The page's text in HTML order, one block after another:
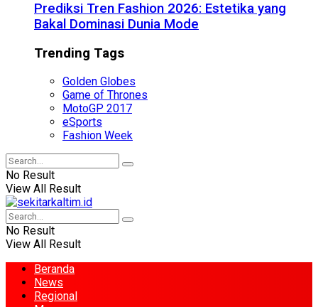
Prediksi Tren Fashion 2026: Estetika yang
Bakal Dominasi Dunia Mode
Trending Tags
Golden Globes
Game of Thrones
MotoGP 2017
eSports
Fashion Week
No Result
View All Result
No Result
View All Result
Beranda
News
Regional